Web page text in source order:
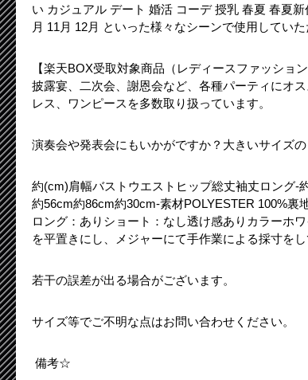
い カジュアル デート 婚活 コーデ 授乳 春夏 春夏
月 11月 12月 といった様々なシーンで使用していた
【楽天BOX受取対象商品（レディースファッショ
披露宴、二次会、謝恩会など、各種パーティにオ
レス、ワンピースを多数取り扱っています。
演奏会や発表会にもいかがですか？大きいサイズ
約(cm)肩幅バストウエストヒップ総丈袖丈ロング-
約56cm約86cm約30cm-素材POLYESTER 100%裏
ロング：ありショート：なし透け感ありカラーホ
を平置きにし、メジャーにて手作業による採寸をし
若干の誤差が出る場合がございます。
サイズ等でご不明な点はお問い合わせください。
備考☆